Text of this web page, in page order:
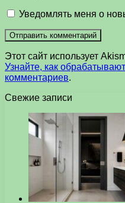
Уведомлять меня о
Этот сайт использует
Узнайте, как
комментариев.
Свежие записи